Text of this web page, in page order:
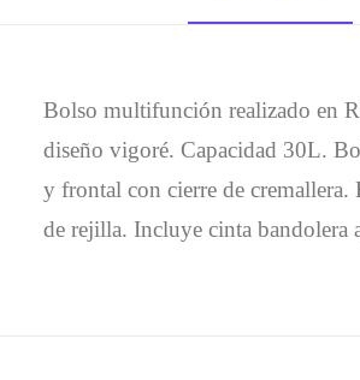
Bolso multifunción realizado en
diseño vigoré. Capacidad 30L.
y frontal con cierre de cremallera.
de rejilla. Incluye cinta bandolera